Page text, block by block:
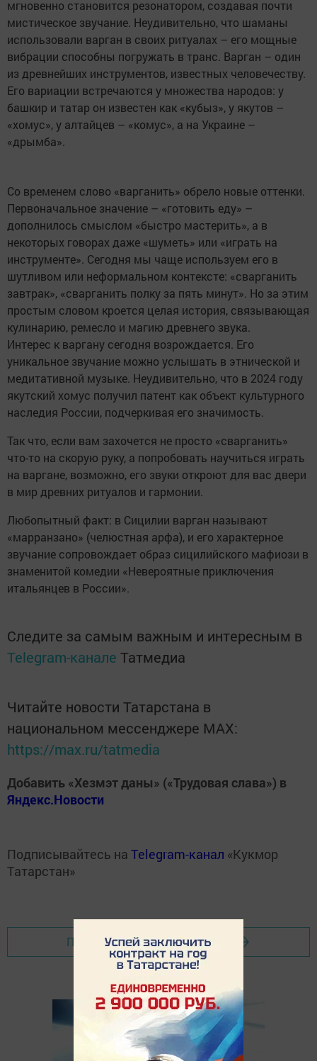
мгновенно становится резонатором, создавая почти
мистическое звучание. Неудивительно, что шаманы
использовали варган в своих ритуалах – его мощные
вибрации способны погружать в транс. Варган – один
из древнейших инструментов, известных человечеству.
Его вариации встречаются у множества народов: у
башкир и татар он известен как «кубыз», у якутов –
«хомус», у алтайцев – «комус», а на Украине –
«дрымба».
Со временем слово «варганить» обрело новые оттенки.
Первоначальное значение – «готовить еду» –
дополнилось смыслом «быстро мастерить», а в
некоторых говорах даже «шуметь» или «играть на
инструменте». Сегодня мы чаще используем его в
шутливом или неформальном контексте: «сварганить
завтрак», «сварганить полку за пять минут». Но за этим
простым словом кроется целая история, связывающая
кулинарию, ремесло и магию древнего звука.
Интерес к варгану сегодня возрождается. Его
уникальное звучание можно услышать в этнической и
медитативной музыке. Неудивительно, что в 2024 году
якутский хомус получил патент как объект культурного
наследия России, подчеркивая его значимость.
Так что, если вам захочется не просто «сварганить»
что-то на скорую руку, а попробовать научиться играть
на варгане, возможно, его звуки откроют для вас двери
в мир древних ритуалов и гармонии.
Любопытный факт: в Сицилии варган называют
«марранзано» (челюстная арфа), и его характерное
звучание сопровождает образ сицилийского мафиози в
знаменитой комедии «Невероятные приключения
итальянцев в России».
Следите за самым важным и интересным в
Telegram-канале Татмедиа
Читайте новости Татарстана в
национальном мессенджере MАХ:
https://max.ru/tatmedia
Добавить «Хезмэт даны» («Трудовая слава») в
Яндекс.Новости
Подписывайтесь на Telegram-канал «Кукмор
Татарстан»
Перейти на страницу новости